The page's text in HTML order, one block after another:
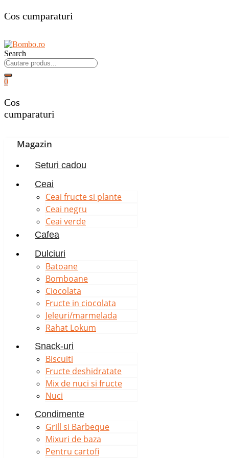
Cos cumparaturi
Search
0
Cos
cumparaturi
Magazin
Seturi cadou
Ceai
Ceai fructe si plante
Ceai negru
Ceai verde
Cafea
Dulciuri
Batoane
Bomboane
Ciocolata
Fructe in ciocolata
Jeleuri/marmelada
Rahat Lokum
Snack-uri
Biscuiti
Fructe deshidratate
Mix de nuci si fructe
Nuci
Condimente
Grill si Barbeque
Mixuri de baza
Pentru cartofi